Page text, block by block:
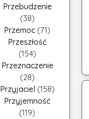
Przebudzenie
(38)
Przemoc (71)
Przeszłość
(154)
Przeznaczenie
(28)
Przyjaciel (158)
Przyjemność
(119)